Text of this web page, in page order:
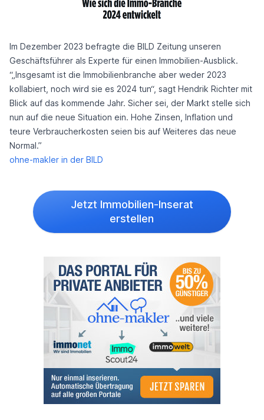
Im Dezember 2023 befragte die BILD Zeitung unseren
Geschäftsführer als Experte für einen Immobilien-Ausblick.
“„Insgesamt ist die Immobilienbranche aber weder 2023
kollabiert, noch wird sie es 2024 tun“, sagt Hendrik Richter mit
Blick auf das kommende Jahr. Sicher sei, der Markt stelle sich
nun auf die neue Situation ein. Hohe Zinsen, Inflation und
teure Verbraucherkosten seien bis auf Weiteres das neue
Normal.”
ohne-makler in der BILD
Jetzt Immobilien-Inserat
erstellen